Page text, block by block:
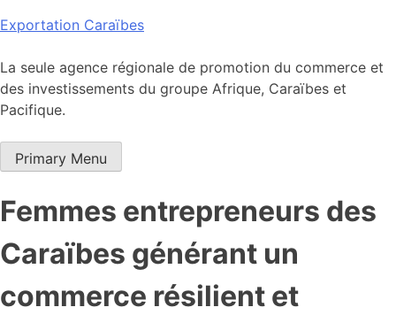
Skip
content
Exportation Caraïbes
La seule agence régionale de promotion du commerce et
des investissements du groupe Afrique, Caraïbes et
Pacifique.
Primary Menu
Femmes entrepreneurs des
Caraïbes générant un
commerce résilient et